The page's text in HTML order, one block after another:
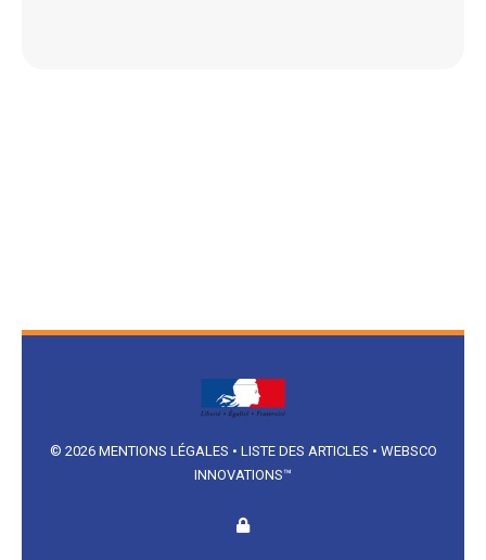
© 2026 MENTIONS LÉGALES • LISTE DES ARTICLES • WEBSCO
INNOVATIONS™